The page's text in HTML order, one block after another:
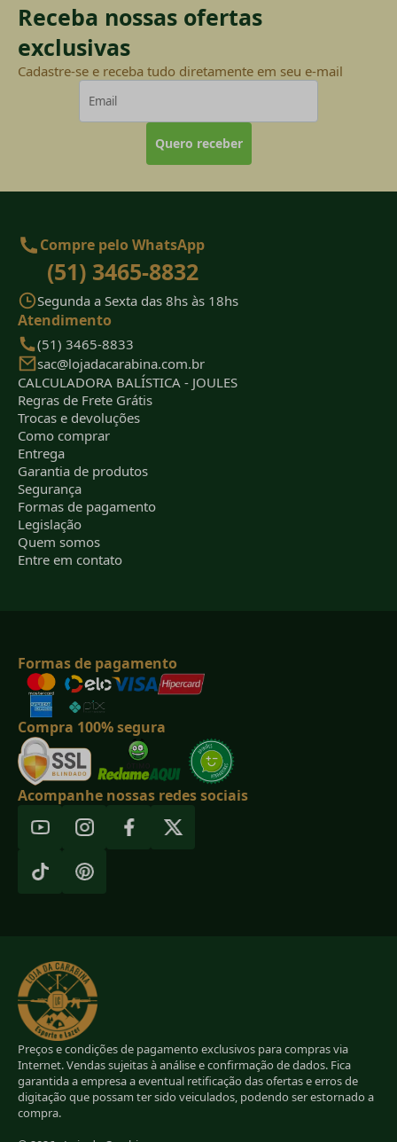
Receba nossas ofertas
exclusivas
Cadastre-se e receba tudo diretamente em seu e-mail
Quero receber
Compre pelo WhatsApp
(51) 3465-8832
Segunda a Sexta das 8hs às 18hs
Atendimento
(51) 3465-8833
sac@lojadacarabina.com.br
CALCULADORA BALÍSTICA - JOULES
Regras de Frete Grátis
Trocas e devoluções
Como comprar
Entrega
Garantia de produtos
Segurança
Formas de pagamento
Legislação
Quem somos
Entre em contato
Formas de pagamento
Compra 100% segura
Acompanhe nossas redes sociais
Preços e condições de pagamento exclusivos para compras via
Internet. Vendas sujeitas à análise e confirmação de dados. Fica
garantida a empresa a eventual retificação das ofertas e erros de
digitação que possam ter sido veiculados, podendo ser estornado a
compra.